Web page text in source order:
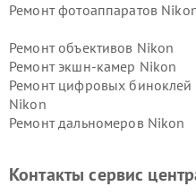
Ремонт фотоаппаратов
Ремонт объективов Nikon
Ремонт экшн-камер Nikon
Ремонт цифровых биноклей
Nikon
Ремонт дальномеров Nikon
Контакты сервис